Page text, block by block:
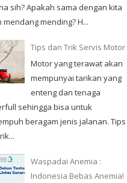
sih? Apakah sama dengan kita
mendang mending? H...
Tips dan Trik Servis Motor
Motor yang terawat akan
mempunyai tarikan yang
enteng dan tenaga
sehingga bisa untuk
beragam jenis jalanan. Tips
Waspadai Anemia :
Indonesia Bebas Anemia!